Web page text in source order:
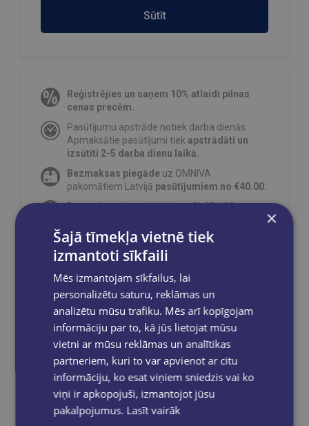
Sūtīt
Reģistrējies un saņem 10% atlaidi pilnas
cenas precēm.
Pasūtījumu apstrāde notiek darba dienās.
Apmaksātie pasūtījumi tiekapstrādāti un
izsūtīti 2-5 darba dienu laikā.
Bezmaksas piegāde uz OMNIVA
pakomātiem Latvijā pasūtījumiem no €40.00.
Bezmaksas piegāde jebkurā GLOBUSS
pasūtījums būs gatavs saņemšanai, saņemsi
e-pastu un/ vai SMS.
Dalies sociālajos tīklos:
×
Šajā tīmekļa vietnē tiek
izmantoti sīkfaili
Mēs izmantojam sīkfailus, lai
personalizētu saturu, reklāmas un
analizētu mūsu trafiku. Mēs arī kopīgojam
informāciju par to, kā jūs lietojat mūsu
vietni ar mūsu reklāmas un analītikas
partneriem, kuri to var apvienot ar citu
informāciju, ko esat viņiem sniedzis vai ko
viņi ir apkopojuši, izmantojot jūsu
pakalpojumus. Lasīt vairāk